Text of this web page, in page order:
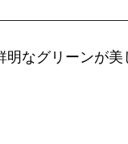
なグリーンが